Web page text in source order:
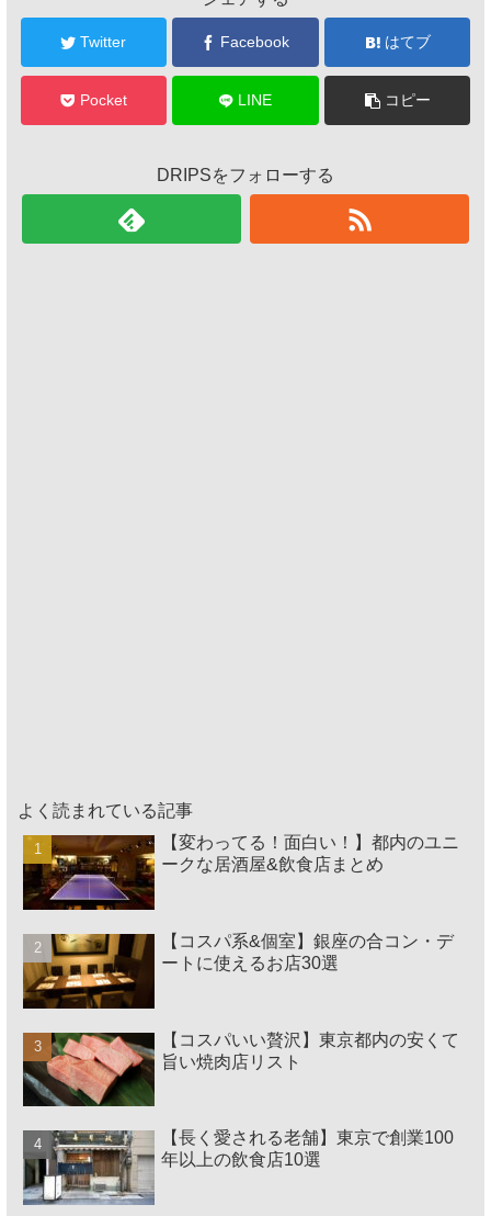
Twitter Facebook はてブ
Pocket LINE コピー
DRIPSをフォローする
よく読まれている記事
【変わってる！面白い！】都内のユニ
ークな居酒屋&飲食店まとめ
【コスパ系&個室】銀座の合コン・デ
ートに使えるお店30選
【コスパいい贅沢】東京都内の安くて
旨い焼肉店リスト
【長く愛される老舗】東京で創業100
年以上の飲食店10選